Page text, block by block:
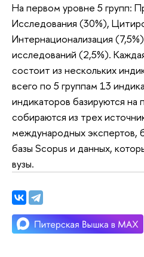
На первом уровне 5 групп:
Исследования (30%),
Интернационализация
исследований (2,5%).
состоит из нескольких
всего по 5 группам 13
индикаторов базируются на
собираются из трех
международных экспертов,
базы Scopus и данных,
вузы.